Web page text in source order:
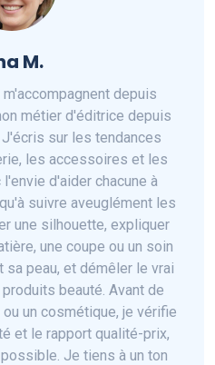
M.
depuis
métier d'éditrice depuis
sur les tendances
les accessoires et les
d'aider chacune à
suivre aveuglément les
une silhouette, expliquer
une coupe ou un soin
peau, et démêler le vrai
beauté. Avant de
un cosmétique, je vérifie
et le rapport qualité-prix,
Je tiens à un ton